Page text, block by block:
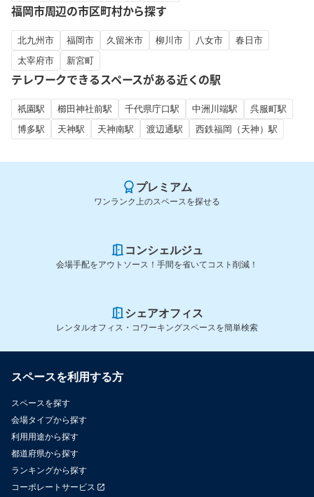
福岡市周辺の市区町村から探す
北九州市 福岡市 久留米市 柳川市 八女市
春日市
太宰府市
新宮町
テレワークできるスペースがある近くの駅
祇園駅 櫛田神社前駅 千代県庁口駅 中洲川端駅
呉服町駅
博多駅
天神駅 天神南駅 渡辺通駅 西鉄福岡（天神）駅
プレミアム
ワンランク上のスペースを探せる
コンシェルジュ
会場手配をアウトソース！手間を省いてコスト削減！
シェアオフィス
レンタルオフィス・コワーキングスペースを簡単検索
スペースを利用する方
スペースを探す
会場タイプから探す
利用用途から探す
都道府県から探す
ランキングから探す
コーポレートサービス